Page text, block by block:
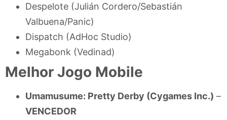
Despelote (Julián Cordero/Sebastián
Valbuena/Panic)
Dispatch (AdHoc Studio)
Megabonk (Vedinad)
Melhor Jogo Mobile
Umamusume: Pretty Derby (Cygames Inc.) –
VENCEDOR